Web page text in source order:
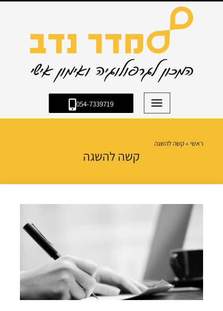
054-7339719
ראשי »קשה להשגה
קשה להשגה